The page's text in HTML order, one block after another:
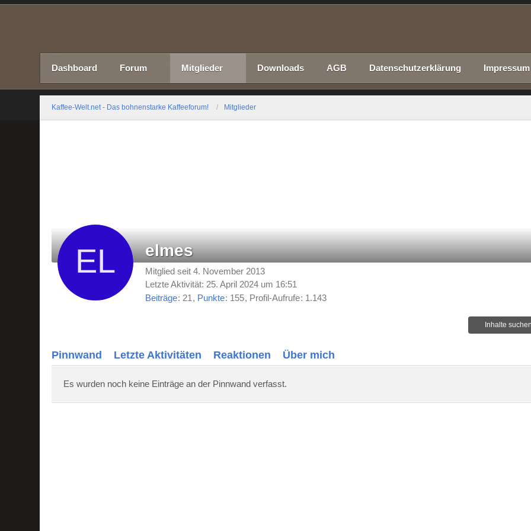
Dashboard Forum Mitglieder Downloads AGB Datenschutzerklärung Impressum
Kaffee-Welt.net - Das bohnenstarke Kaffeeforum! Mitglieder
elmes
Mitglied seit 4. November 2013
Letzte Aktivität: 25. April 2024 um 16:51
Beiträge 21 Punkte 155 Profil-Aufrufe 1.143
Inhalte
Pinnwand Letzte Aktivitäten Reaktionen Über mich
Es wurden noch keine Einträge an der Pinnwand verfasst.